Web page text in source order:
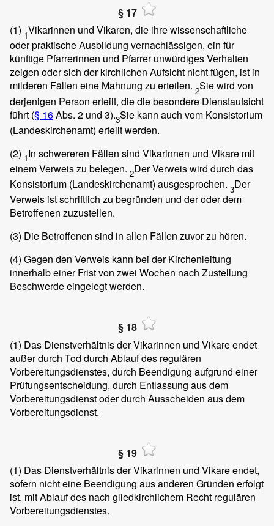
§ 17
(1) 1Vikarinnen und Vikaren, die ihre wissenschaftliche
oder praktische Ausbildung vernachlässigen, ein für
künftige Pfarrerinnen und Pfarrer unwürdiges Verhalten
zeigen oder sich der kirchlichen Aufsicht nicht fügen, ist in
milderen Fällen eine Mahnung zu erteilen. 2Sie wird von
derjenigen Person erteilt, die die besondere Dienstaufsicht
führt (§ 16Abs. 2 und 3).3Sie kann auch vom Konsistorium
(Landeskirchenamt) erteilt werden.
(2) 1In schwereren Fällen sind Vikarinnen und Vikare mit
einem Verweis zu belegen. 2Der Verweis wird durch das
Konsistorium (Landeskirchenamt) ausgesprochen. 3Der
Verweis ist schriftlich zu begründen und der oder dem
Betroffenen zuzustellen.
(3) Die Betroffenen sind in allen Fällen zuvor zu hören.
(4) Gegen den Verweis kann bei der Kirchenleitung
innerhalb einer Frist von zwei Wochen nach Zustellung
Beschwerde eingelegt werden.
§ 18
(1) Das Dienstverhältnis der Vikarinnen und Vikare endet
außer durch Tod durch Ablauf des regulären
Vorbereitungsdienstes, durch Beendigung aufgrund einer
Prüfungsentscheidung, durch Entlassung aus dem
Vorbereitungsdienst oder durch Ausscheiden aus dem
Vorbereitungsdienst.
§ 19
(1) Das Dienstverhältnis der Vikarinnen und Vikare endet,
sofern nicht eine Beendigung aus anderen Gründen erfolgt
ist, mit Ablauf des nach gliedkirchlichem Recht regulären
Vorbereitungsdienstes.